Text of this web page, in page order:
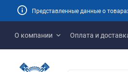
Представленные данные о
О компании Оплата и